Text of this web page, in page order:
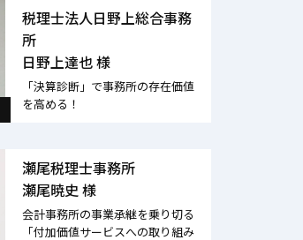
税理士法人日野上総合事務
所
日野上達也 様
「決算診断」で事務所の存在価値
を高める！
瀬尾税理士事務所
瀬尾暁史 様
会計事務所の事業承継を乗り切る
「付加価値サービスへの取り組み